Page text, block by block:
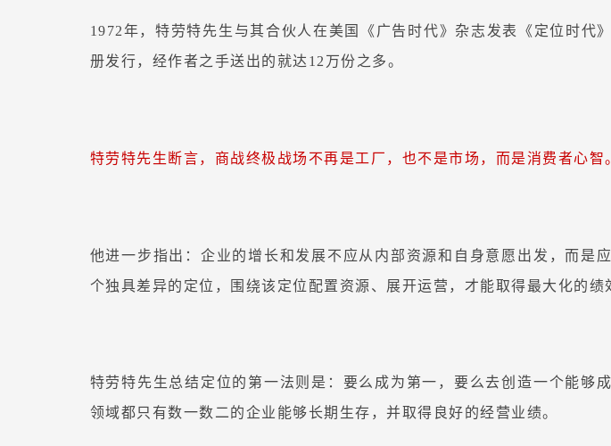
1972年，特劳特先生与其合伙人在美国《广告时代》杂志发表《定位时代
册发行，经作者之手送出的就达12万份之多。
特劳特先生断言，商战终极战场不再是工厂，也不是市场，而是消费者心智
他进一步指出：企业的增长和发展不应从内部资源和自身意愿出发，而是
个独具差异的定位，围绕该定位配置资源、展开运营，才能取得最大化的绩
特劳特先生总结定位的第一法则是：要么成为第一，要么去创造一个能够
领域都只有数一数二的企业能够长期生存，并取得良好的经营业绩。